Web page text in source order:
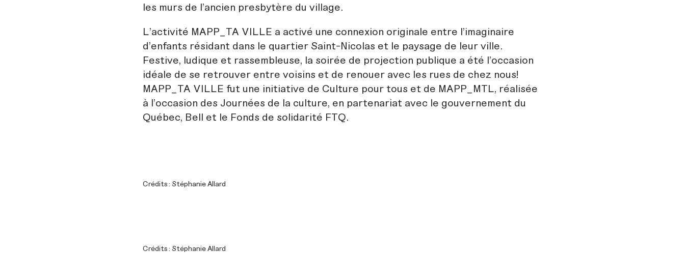
les murs de l’ancien presbytère du village.
L’activité MAPP_TA VILLE a activé une connexion originale entre l’imaginaire
d’enfants résidant dans le quartier Saint-Nicolas et le paysage de leur ville.
Festive, ludique et rassembleuse, la soirée de projection publique a été l’occasion
idéale de se retrouver entre voisins et de renouer avec les rues de chez nous!
MAPP_TA VILLE fut une initiative de Culture pour tous et de MAPP_MTL, réalisée
à l’occasion des Journées de la culture, en partenariat avec le gouvernement du
Québec, Bell et le Fonds de solidarité FTQ.
Crédits : Stéphanie Allard
Crédits : Stéphanie Allard